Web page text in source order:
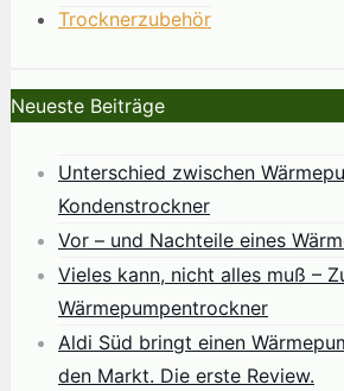
Trocknerzubehör
Neueste Beiträge
Unterschied zwischen
Kondenstrockner
Vor – und Nachteile eines
Vieles kann, nicht alles muß –
Wärmepumpentrockner
Aldi Süd bringt einen
den Markt. Die erste Review.